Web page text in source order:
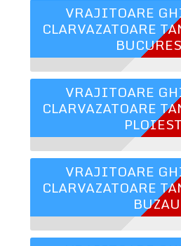
VRAJITOARE
CLARVAZATOARE
VRAJITOARE
CLARVAZATOARE
VRAJITOARE
CLARVAZATOARE
BUZAU